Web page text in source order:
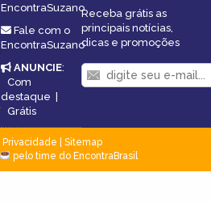
EncontraSuzano
Fale com o
EncontraSuzano
ANUNCIE:
Com
destaque |
Grátis
Receba grátis as
principais notícias,
dicas e promoções
Privacidade
Sitemap
pelo time do EncontraBrasil